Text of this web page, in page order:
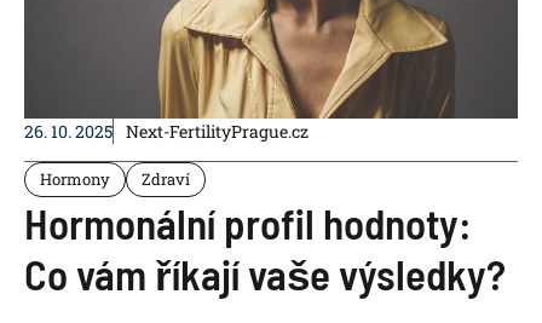
26. 10. 2025 Next-FertilityPrague.cz
Hormony Zdraví
Hormonální profil hodnoty:
Co vám říkají vaše výsledky?